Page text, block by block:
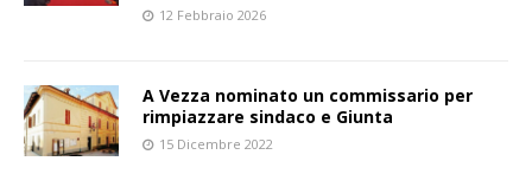
12 Febbraio 2026
A Vezza nominato un commissario per
rimpiazzare sindaco e Giunta
15 Dicembre 2022